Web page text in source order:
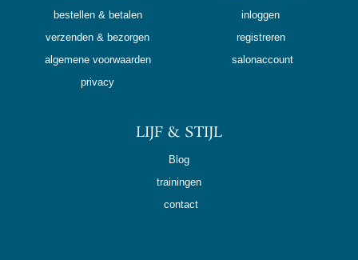
bestellen & betalen
verzenden & bezorgen
algemene voorwaarden
privacy
inloggen
registreren
salonaccount
LIJF & STIJL
Blog
trainingen
contact